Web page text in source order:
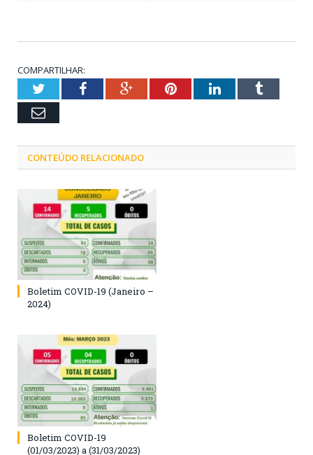
COMPARTILHAR:
TwitterFacebookGoogle+PinterestLinkedInTumblr
Email
CONTEÚDO RELACIONADO
Boletim COVID-19 (Janeiro –
2024)
Boletim COVID-19
(01/03/2023) a (31/03/2023)